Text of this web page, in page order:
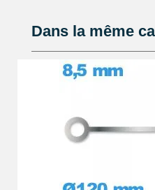
32,90 €
Kit
Dans la même